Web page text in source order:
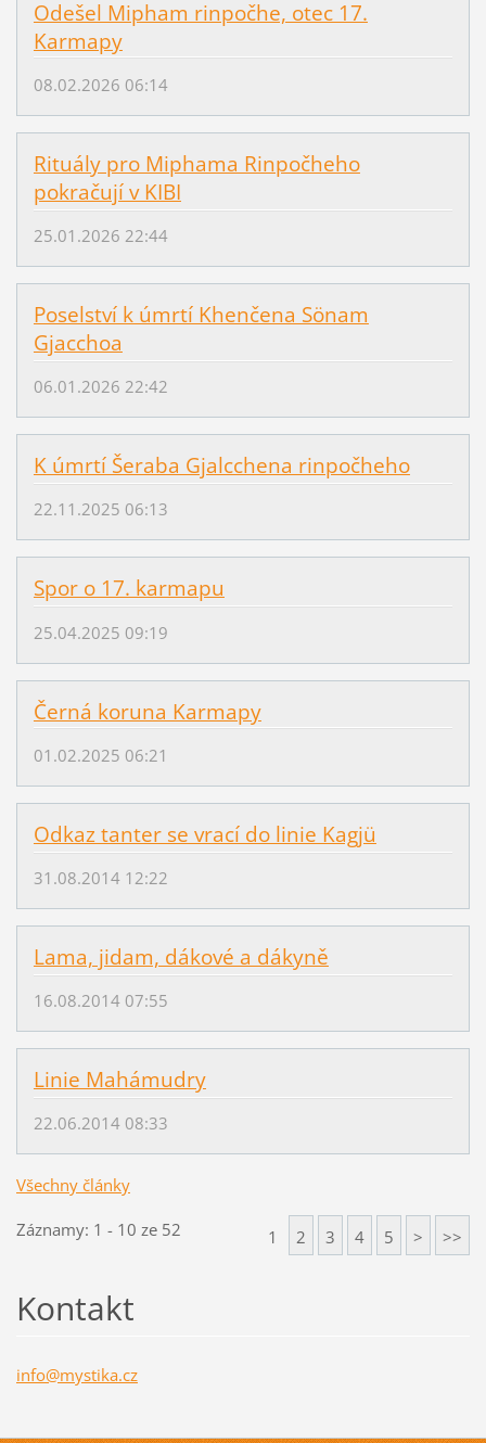
Odešel Mipham rinpočhe, otec 17.
Karmapy
08.02.2026 06:14
Rituály pro Miphama Rinpočheho
pokračují v KIBI
25.01.2026 22:44
Poselství k úmrtí Khenčena Sönam
Gjacchoa
06.01.2026 22:42
K úmrtí Šeraba Gjalcchena rinpočheho
22.11.2025 06:13
Spor o 17. karmapu
25.04.2025 09:19
Černá koruna Karmapy
01.02.2025 06:21
Odkaz tanter se vrací do linie Kagjü
31.08.2014 12:22
Lama, jidam, dákové a dákyně
16.08.2014 07:55
Linie Mahámudry
22.06.2014 08:33
Všechny články
Záznamy: 1 - 10 ze 52 1 2 3 4 5 > >>
Kontakt
info@mystika.cz